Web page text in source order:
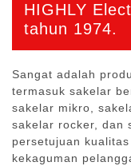
HIGHLY
tahun 1974.
Sangat adalah
termasuk sakelar
sakelar mikro,
sakelar rocker, dan
persetujuan
kekaguman